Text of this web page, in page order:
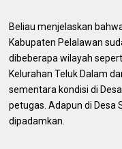
Beliau menjelaskan
Kabupaten Pelalawan
dibeberapa wilayah
Kelurahan Teluk Dalam
sementara kondisi di
petugas. Adapun di Desa
dipadamkan.